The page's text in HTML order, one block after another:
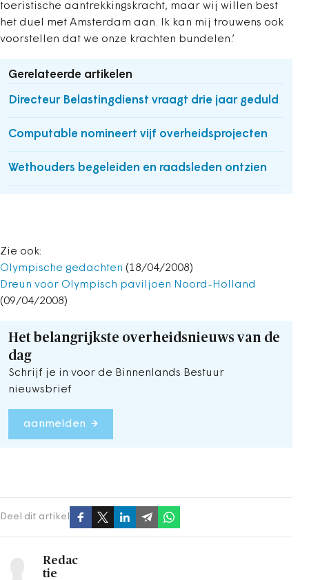
toeristische aantrekkingskracht, maar wij willen best
het duel met Amsterdam aan. Ik kan mij trouwens ook
voorstellen dat we onze krachten bundelen.’
Gerelateerde artikelen
Directeur Belastingdienst vraagt drie jaar geduld
Computable nomineert vijf overheidsprojecten
Wethouders begeleiden en raadsleden ontzien
Zie ook:
Olympische gedachten (18/04/2008)
Dreun voor Olympisch paviljoen Noord-Holland
(09/04/2008)
Het belangrijkste overheidsnieuws van de
dag
Schrijf je in voor de Binnenlands Bestuur
nieuwsbrief
aanmelden
Deel dit artikel
Redac
tie